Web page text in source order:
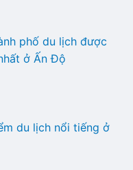
phố du lịch được
ở Ấn Độ
du lịch nổi tiếng ở